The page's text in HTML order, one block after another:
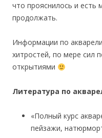
что прояснилось и есть
продолжать.
Информации по
хитростей, по мере сил
открытиями
Литература по
«Полный курс
пейзажи,